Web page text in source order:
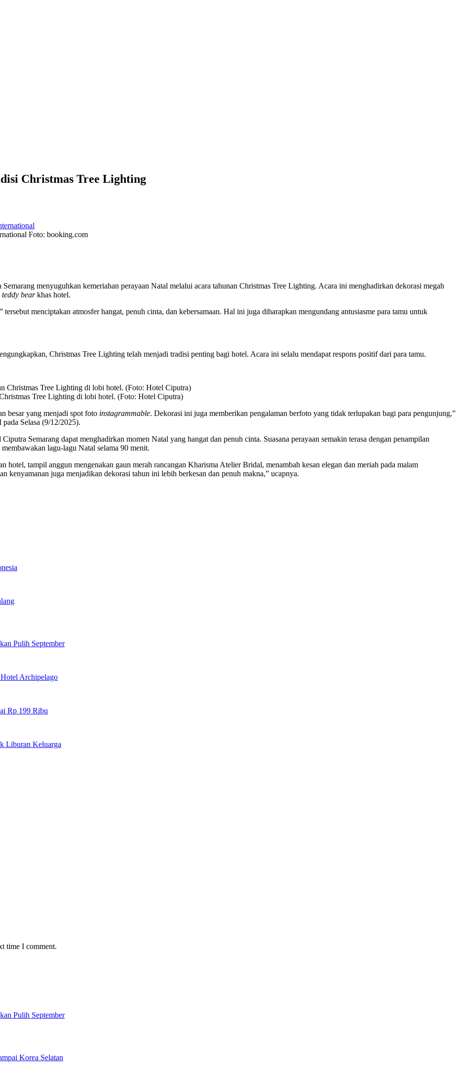
Christmas Tree Lighting
Foto: booking.com
menyuguhkan kemeriahan perayaan Natal melalui acara tahunan Christmas Tree Lighting. Acara ini menghadirkan dekorasi megah
teddy bearkhas hotel.
menciptakan atmosfer hangat, penuh cinta, dan kebersamaan. Hal ini juga diharapkan mengundang antusiasme para tamu untuk
Christmas Tree Lighting telah menjadi tradisi penting bagi hotel. Acara ini selalu mendapat respons positif dari para tamu.
Tree Lighting di lobi hotel. (Foto: Hotel Ciputra)
besar yang menjadi spot foto instagrammable. Dekorasi ini juga memberikan pengalaman berfoto yang tidak terlupakan bagi para pengunjung,”
Selasa (9/12/2025).
Semarang dapat menghadirkan momen Natal yang hangat dan penuh cinta. Suasana perayaan semakin terasa dengan penampilan
lagu-lagu Natal selama 90 menit.
hotel, tampil anggun mengenakan gaun merah rancangan Kharisma Atelier Bridal, menambah kesan elegan dan meriah pada malam
kenyamanan juga menjadikan dekorasi tahun ini lebih berkesan dan penuh makna,” ucapnya.
Pulih September
Archipelago
Rp 199 Ribu
Liburan Keluarga
time I comment.
Pulih September
Korea Selatan